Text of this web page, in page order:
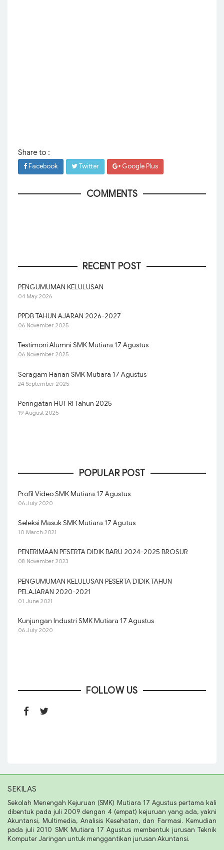
Share to :
Facebook Twitter Google Plus
COMMENTS
RECENT POST
PENGUMUMAN KELULUSAN
04 May 2026
PPDB TAHUN AJARAN 2026-2027
06 November 2025
Testimoni Alumni SMK Mutiara 17 Agustus
06 November 2025
Seragam Harian SMK Mutiara 17 Agustus
24 September 2025
Peringatan HUT RI Tahun 2025
19 August 2025
POPULAR POST
Profil Video SMK Mutiara 17 Agustus
06 July 2020
Seleksi Masuk SMK Mutiara 17 Agutus
10 March 2021
PENERIMAAN PESERTA DIDIK BARU 2024-2025 BROSUR
08 November 2023
PENGUMUMAN KELULUSAN PESERTA DIDIK TAHUN
PELAJARAN 2020-2021
01 June 2021
Kunjungan Industri SMK Mutiara 17 Agustus
06 July 2020
FOLLOW US
SEKILAS
Sekolah Menengah Kejuruan (SMK) Mutiara 17 Agustus pertama kali
dibentuk pada juli 2009 dengan 4 (empat) kejuruan yang ada, yakni
Akuntansi, Multimedia, Analisis Kesehatan, dan Farmasi. Kemudian
pada juli 2010 SMK Mutiara 17 Agustus membentuk jurusan Teknik
Komputer Jaringan untuk menggantikan jurusan Akuntansi.